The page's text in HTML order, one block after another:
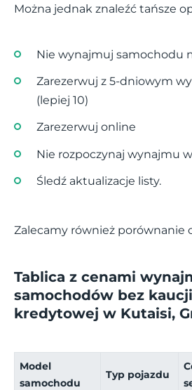
Można jednak znaleźć tańsze
Nie wynajmuj samochodu
Zarezerwuj z 5-dniowym
(lepiej 10)
Zarezerwuj online
Nie rozpoczynaj wynajmu
Śledź aktualizacje listy.
Zalecamy również porównanie
Tablica z cenami
samochodów bez
kredytowej w Kutaisi,
Model
samochodu
Typ pojazdu